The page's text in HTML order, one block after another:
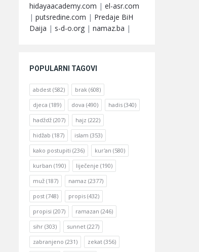
hidayaacademy.com | el-asr.com
| putsredine.com | Predaje BiH
Daija | s-d-o.org | namaz.ba |
POPULARNI TAGOVI
abdest (582) brak (608)
djeca (189) dova (490) hadis (340)
hadždž (207) hajz (222)
hidžab (187) islam (353)
kako postupiti (236) kur'an (580)
kurban (190) liječenje (190)
muž (187) namaz (2377)
post (748) propis (432)
propisi (207) ramazan (246)
sihr (303) sunnet (227)
zabranjeno (231) zekat (356)